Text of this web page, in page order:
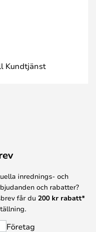
Kundtjänst
inrednings- och
och rabatter?
får du 200 kr rabatt*
Företag